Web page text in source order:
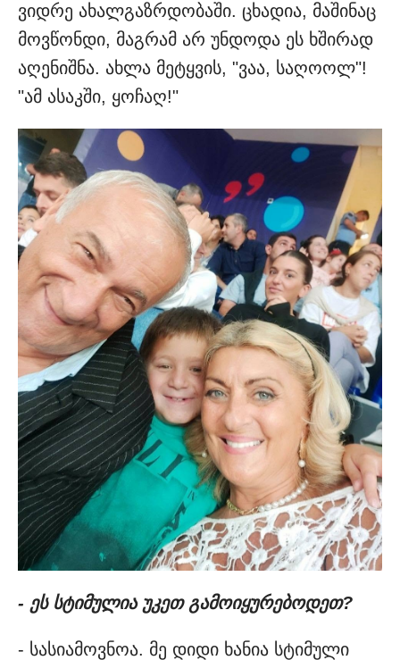
ვიდრე ახალგაზრდობაში. ცხადია, მაშინაც
მოვწონდი, მაგრამ არ უნდოდა ეს ხშირად
აღენიშნა. ახლა მეტყვის, "ვაა, საღოოლ"!
"ამ ასაკში, ყოჩაღ!"
- ეს სტიმულია უკეთ გამოიყურებოდეთ?
- სასიამოვნოა. მე დიდი ხანია სტიმული